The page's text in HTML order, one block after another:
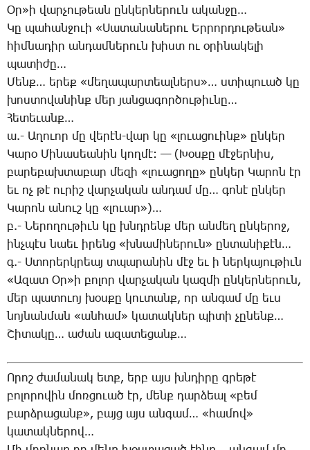
Օր»ի վար­չու­թեան ըն­կեր­նե­րուն ա­կան­ջը…
­Կը պա­հան­ջո­ւի «­Սա­տա­նա­նե­րու Եր­րոր­դու­թեան»
հիմ­նա­դիր ան­դամ­նե­րուն խիստ ու օ­րի­նա­կե­լի
պա­տի­ժը…
­Մենք… ե­րեք «մե­ղա­պար­տեալ­ներս»… ստի­պուած կը
խոս­տո­վա­նինք մեր յան­ցա­գոր­ծու­թիւ­նը…
­Հե­տե­ւանք…
ա.- Ա­ղո­ւոր մը վե­րէն-վար կը «լո­ւա­ցո­ւինք» ըն­կեր
­Կա­րօ ­Մի­նա­սեա­նին կող­մէ: — (­Խօս­քը մէ­ջեր­նիս,
բա­րե­բախ­տա­բար մե­զի «լո­ւա­ցո­ղը» ըն­կեր ­Կա­րոն էր
եւ ոչ թէ ու­րիշ վար­չա­կան ան­դամ մը… գո­նէ ըն­կեր
­Կա­րոն ա­նուշ կը «լո­ւար»)…
բ.- ­Նե­րո­ղու­թիւն կը խնդրենք մեր ան­մեղ ըն­կե­րոջ,
ինչ­պէս նաեւ ի­րենց «խնա­մի­նե­րուն» ըն­տա­նի­քէն…
գ.- Ս­տո­րերկ­րեայ տպա­րա­նին մէջ եւ ի ներ­կա­յու­թիւն
«Ա­զատ Օր»ի բո­լոր վար­չա­կան կազ­մի ըն­կեր­նե­րուն,
մեր պա­տո­ւոյ խօս­քը կու­տանք, որ ան­գամ մը եւս
նոյ­նան­ման «ան­համ» կա­տակ­ներ պի­տի չը­նենք…
­Շի­տա­կը… ա­ժան ա­զա­տե­ցանք…
Ո­րոշ ժա­մա­նակ ետք, երբ այս խնդի­րը գրե­թէ
բո­լո­րո­վին մոռ­ցո­ւած էր, մենք դար­ձեալ «բեմ
բարձ­րա­ցանք», բայց այս ան­գամ… «հա­մով»
կա­տակ­նե­րով…